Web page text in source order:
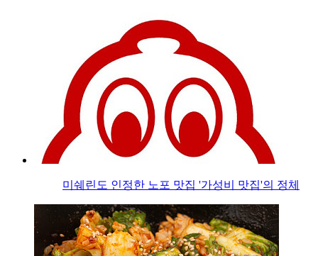
미쉐린도 인정한 노포 맛집 '가성비 맛집'의 정체